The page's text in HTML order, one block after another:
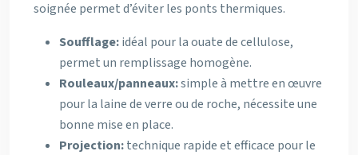
soignée permet d’éviter les ponts thermiques.
Soufflage:idéal pour la ouate de cellulose,
permet un remplissage homogène.
Rouleaux/panneaux:simple à mettre en œuvre
pour la laine de verre ou de roche, nécessite une
bonne mise en place.
Projection:technique rapide et efficace pour le